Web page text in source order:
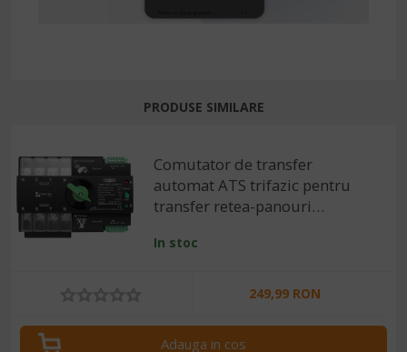
PRODUSE SIMILARE
Comutator de transfer
automat ATS trifazic pentru
transfer retea-panouri
In stoc
249,99 RON
Adauga in cos